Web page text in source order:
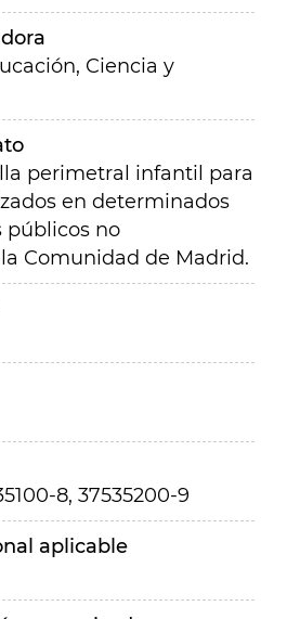
Ciencia y
perimetral infantil para
en determinados
públicos no
Comunidad de Madrid.
8, 37535200-9
aplicable